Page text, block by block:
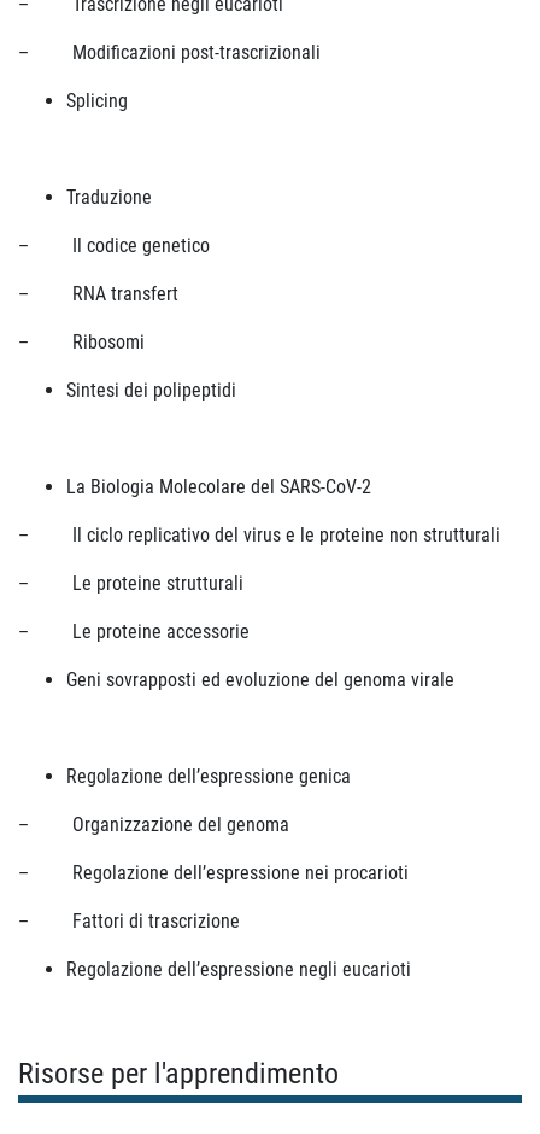
– Modificazioni post-trascrizionali
Splicing
Traduzione
– Il codice genetico
– RNA transfert
– Ribosomi
Sintesi dei polipeptidi
La Biologia Molecolare del SARS-CoV-2
– Il ciclo replicativo del virus e le proteine non strutturali
– Le proteine strutturali
– Le proteine accessorie
Geni sovrapposti ed evoluzione del genoma virale
Regolazione dell’espressione genica
– Organizzazione del genoma
– Regolazione dell’espressione nei procarioti
– Fattori di trascrizione
Regolazione dell’espressione negli eucarioti
Risorse per l'apprendimento